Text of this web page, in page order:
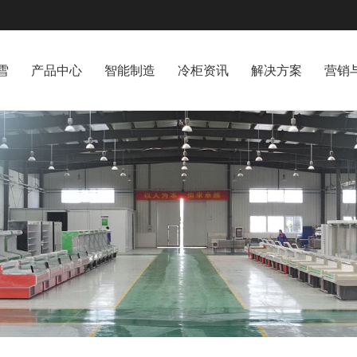
产品中心 智能制造 冷柜资讯 解决方案 营销